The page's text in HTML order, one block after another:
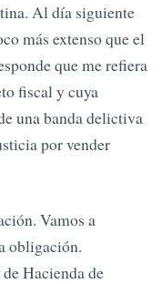
Al día siguiente
más extenso que el
que me refiera
fiscal y cuya
una banda delictiva
por vender
Vamos a
obligación.
Hacienda de